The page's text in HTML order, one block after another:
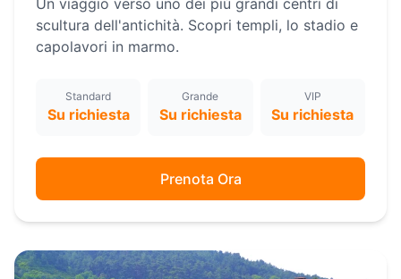
Un viaggio verso uno dei più grandi centri di
scultura dell'antichità. Scopri templi, lo stadio e
capolavori in marmo.
Standard
Su richiesta
Grande
Su richiesta
VIP
Su richiesta
Prenota Ora